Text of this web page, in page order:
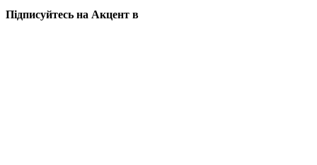
Підписуйтесь на Акцент в